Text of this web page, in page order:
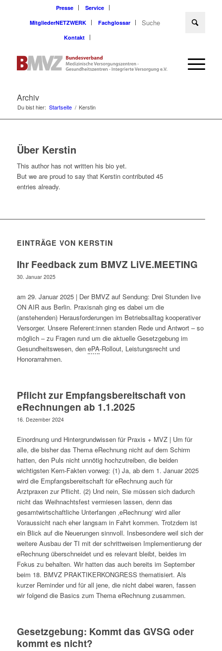
Presse
Service
MitgliederNETZWERK
Fachglossar
Kontakt
Archiv
Du bist hier: Startseite / Kerstin
Über Kerstin
This author has not written his bio yet.
But we are proud to say that Kerstincontributed 45
entries already.
EINTRÄGE VON KERSTIN
Ihr Feedback zum BMVZ LiVE.MEETING
30. Januar 2025
am 29. Januar 2025 | Der BMVZ auf Sendung: Drei Stunden live
ON AIR aus Berlin. Praxisnah ging es dabei um die
(anstehenden) Herausforderungen im Betriebsalltag kooperativer
Versorger. Unsere Referent:innen standen Rede und Antwort – so
möglich – zu Fragen rund um die aktuelle Gesetzgebung im
Gesundheitswesen, den ePA-Rollout, Leistungsrecht und
Honorarrahmen.
Pflicht zur Empfangsbereitschaft von
eRechnungen ab 1.1.2025
16. Dezember 2024
Einordnung und Hintergrundwissen für Praxis + MVZ | Um für
alle, die bisher das Thema eRechnung nicht auf dem Schirm
hatten, den Puls nicht unnötig hochzutreiben, die beiden
wichtigsten Kern-Fakten vorweg: (1) Ja, ab dem 1. Januar 2025
wird die Empfangsbereitschaft für eRechnung auch für
Arztpraxen zur Pflicht. (2) Und nein, Sie müssen sich dadurch
nicht das Weihnachtsfest vermiesen lassen, denn das
gesamtwirtschaftliche Unterfangen ‚eRechnung‘ wird aller
Voraussicht nach eher langsam in Fahrt kommen. Trotzdem ist
ein Blick auf die Neuerungen sinnvoll. Insbesondere weil sich der
weitere Ausbau der TI mit der schrittweisen Implementierung der
eRechnung überschneidet und es relevant bleibt, beides im
Fokus zu behalten. Wir hatten das auch bereits im September
beim 18. BMVZ PRAKTIKERKONGRESS thematisiert. Als
kurzer Reminder und für all jene, die nicht dabei waren, fassen
wir folgend die Basics zum Thema eRechnung zusammen.
Gesetzgebung: Kommt das GVSG oder
kommt es nicht?